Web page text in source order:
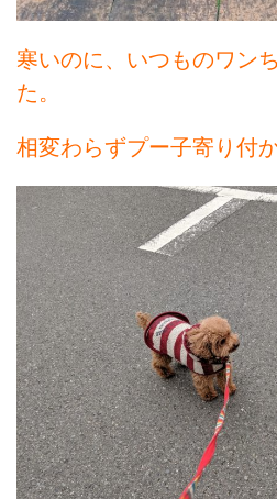
寒いのに、いつものワン
た。
相変わらずプー子寄り付